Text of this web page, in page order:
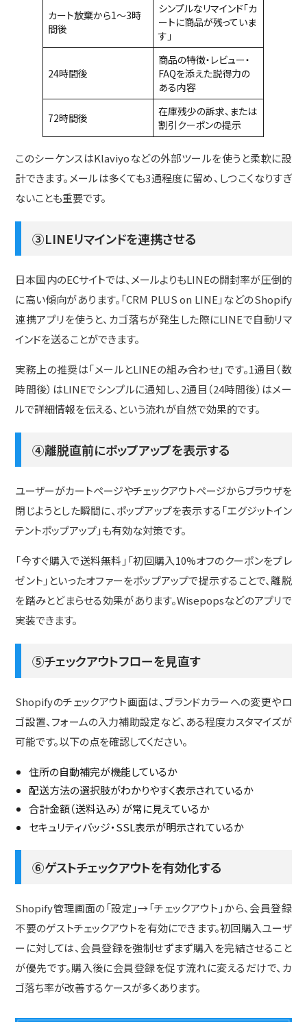
カート放棄から1〜3時
間後
シンプルなリマインド「カ
ートに商品が残っていま
す」
24時間後
商品の特徴・レビュー・
FAQを添えた説得力の
ある内容
72時間後
在庫残少の訴求、または
割引クーポンの提示
このシーケンスはKlaviyoなどの外部ツールを使うと柔軟に設
計できます。メールは多くても3通程度に留め、しつこくなりすぎ
ないことも重要です。
③LINEリマインドを連携させる
日本国内のECサイトでは、メールよりもLINEの開封率が圧倒的
に高い傾向があります。「CRM PLUS on LINE」などのShopify
連携アプリを使うと、カゴ落ちが発生した際にLINEで自動リマ
インドを送ることができます。
実務上の推奨は「メールとLINEの組み合わせ」です。1通目（数
時間後）はLINEでシンプルに通知し、2通目（24時間後）はメー
ルで詳細情報を伝える、という流れが自然で効果的です。
④離脱直前にポップアップを表示する
ユーザーがカートページやチェックアウトページからブラウザを
閉じようとした瞬間に、ポップアップを表示する「エグジットイン
テントポップアップ」も有効な対策です。
「今すぐ購入で送料無料」「初回購入10%オフのクーポンをプレ
ゼント」といったオファーをポップアップで提示することで、離脱
を踏みとどまらせる効果があります。Wisepopsなどのアプリで
実装できます。
⑤チェックアウトフローを見直す
Shopifyのチェックアウト画面は、ブランドカラーへの変更やロ
ゴ設置、フォームの入力補助設定など、ある程度カスタマイズが
可能です。以下の点を確認してください。
住所の自動補完が機能しているか
配送方法の選択肢がわかりやすく表示されているか
合計金額（送料込み）が常に見えているか
セキュリティバッジ・SSL表示が明示されているか
⑥ゲストチェックアウトを有効化する
Shopify管理画面の「設定」→「チェックアウト」から、会員登録
不要のゲストチェックアウトを有効にできます。初回購入ユーザ
ーに対しては、会員登録を強制せずまず購入を完結させること
が優先です。購入後に会員登録を促す流れに変えるだけで、カ
ゴ落ち率が改善するケースが多くあります。